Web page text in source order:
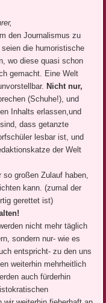
den Journalismus zu
die humoristische
wo diese quasi schon
gemacht. Eine Welt
Nicht nur,
(Schuhe!), und
Inhalts erlassen,und
dass getanzte
lesbar ist, und
der Welt
großen Zulauf haben,
kann. (zumal der
gerettet ist)
nicht mehr täglich
sondern nur- wie es
entspricht- zu den uns
weiterhin mehrheitlich
auch fürderhin